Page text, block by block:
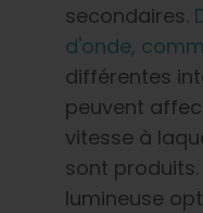
secondaires.
d'onde,
différentes
peuvent
vitesse à
sont
lumineuse